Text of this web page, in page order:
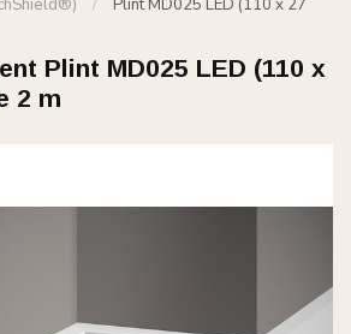
/
Plint MD025 LED (110 x 27
Plint MD025 LED (110 x
2 m